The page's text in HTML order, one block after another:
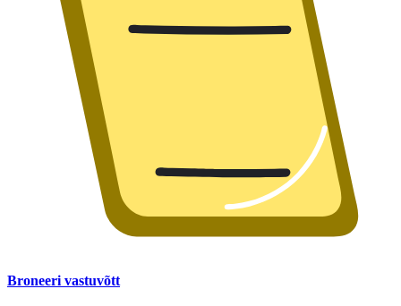
Broneeri vastuvõtt